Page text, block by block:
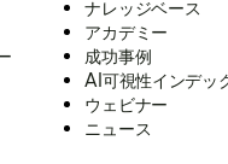
ナレッジベース
アカデミー
成功事例
AI可視性インデッ
ウェビナー
ニュース